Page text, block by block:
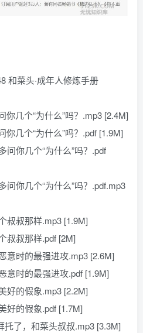
和菜头·成年人修炼手册
几个“为什么”吗？.mp3 [2.4M]
几个“为什么”吗？.pdf [1.9M]
你几个“为什么”吗？.pdf
你几个“为什么”吗？.pdf.mp3
叔那样.mp3 [1.9M]
叔那样.pdf [2M]
时的最强进攻.mp3 [2.6M]
时的最强进攻.pdf [1.9M]
的假象.mp3 [2.2M]
的假象.pdf [1.7M]
了，和菜头叔叔.mp3 [3.3M]